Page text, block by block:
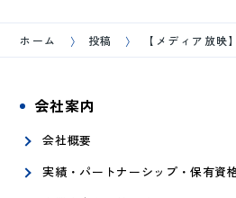
ホーム 投稿 【メディア放
会社案内
会社概要
実績・パートナーシップ・保有資